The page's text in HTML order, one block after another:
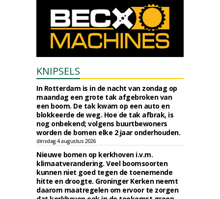
KNIPSELS
In Rotterdam is in de nacht van zondag op
maandag een grote tak afgebroken van
een boom. De tak kwam op een auto en
blokkeerde de weg. Hoe de tak afbrak, is
nog onbekend; volgens buurtbewoners
worden de bomen elke 2 jaar onderhouden.
dinsdag 4 augustus 2026
Nieuwe bomen op kerkhoven i.v.m.
klimaatverandering. Veel boomsoorten
kunnen niet goed tegen de toenemende
hitte en droogte. Groninger Kerken neemt
daarom maatregelen om ervoor te zorgen